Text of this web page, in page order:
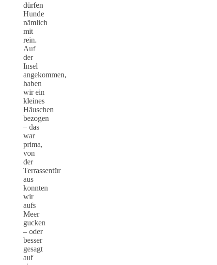
dürfen
Hunde
nämlich
mit
rein.
Auf
der
Insel
angekommen,
haben
wir ein
kleines
Häuschen
bezogen
– das
war
prima,
von
der
Terrassentür
aus
konnten
wir
aufs
Meer
gucken
– oder
besser
gesagt
auf